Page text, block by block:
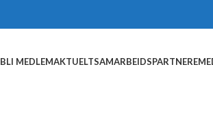
BLI MEDLEMAKTUELTSAMARBEIDSPARTNERE